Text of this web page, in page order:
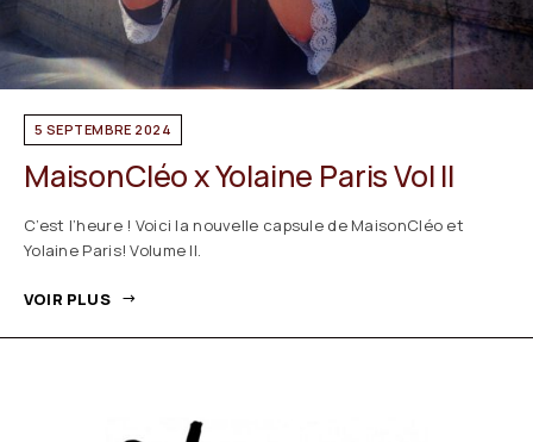
5 SEPTEMBRE 2024
MaisonCléo x Yolaine Paris Vol II
C’est l’heure ! Voici la nouvelle capsule de MaisonCléo et
Yolaine Paris! Volume II.
VOIR PLUS